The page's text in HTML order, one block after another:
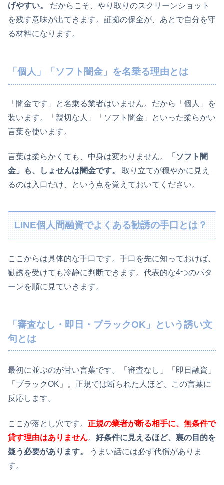
げやすい。
だからこそ、やり取りのスクリーンショット
を残す意味が出てきます。証拠の保全が、あとで自分を守
る材料になります。
「個人」「ソフト闇金」を名乗る理由とは
「闇金です」と名乗る業者はいません。だから「個人」を
装います。「親切な人」「ソフト闇金」といった柔らかい
言葉を使います。
言葉は柔らかくても、中身は変わりません。
「ソフト闇
金」も、しょせんは闇金です。
取り立てが穏やかに見え
るのは入口だけ、という点を覚えておいてください。
LINE個人間融資でよくある勧誘の手口とは？
ここからは具体的な手口です。手口を先に知っておけば、
勧誘を受けても冷静に判断できます。代表的な4つのパタ
ーンを順に見ていきます。
「審査なし・即日・ブラックOK」という誘い文
句とは
最初に並ぶのが甘い言葉です。「審査なし」「即日融資」
「ブラックOK」。正規では断られた人ほど、この言葉に
反応します。
ここが落とし穴です。 正規の業者が断る相手に、無条件で
貸す理由はありません。 好条件に見えるほど、裏の目的を
疑う必要があります。
うまい話には必ず代償がありま
す。